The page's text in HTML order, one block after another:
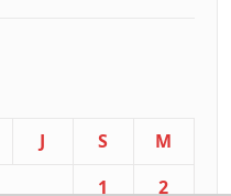
J S
M
1
2